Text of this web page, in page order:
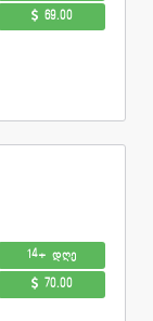
69.00
14+ დღე
70.00